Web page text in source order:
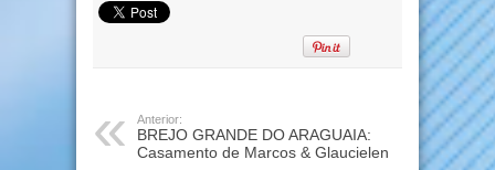
Anterior:
BREJO GRANDE DO ARAGUAIA:
Casamento de Marcos & Glaucielen